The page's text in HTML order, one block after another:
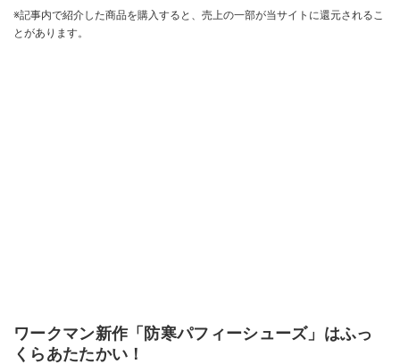
※記事内で紹介した商品を購入すると、売上の一部が当サイトに還元されるこ
とがあります。
ワークマン新作「防寒パフィーシューズ」はふっ
くらあたたかい！